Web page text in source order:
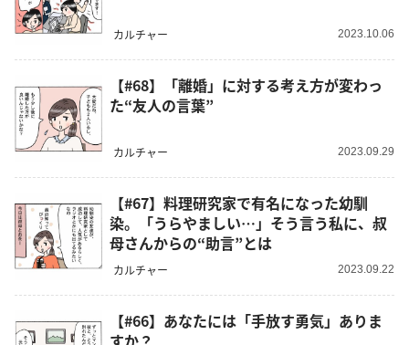
カルチャー 2023.10.06
【#68】「離婚」に対する考え方が変わっ
た“友人の言葉”
カルチャー 2023.09.29
【#67】料理研究家で有名になった幼馴
染。「うらやましい…」そう言う私に、叔
母さんからの“助言”とは
カルチャー 2023.09.22
【#66】あなたには「手放す勇気」ありま